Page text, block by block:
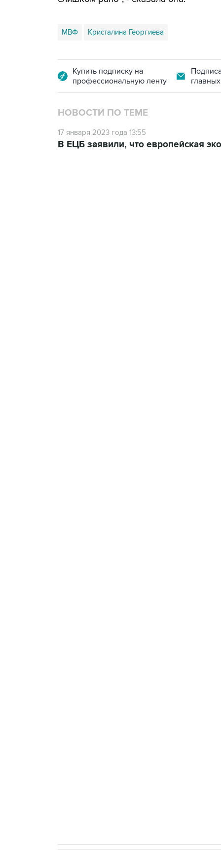
МВФ Кристалина Георгиева
Купить подписку на
профессиональную ленту
НОВОСТИ ПО ТЕМЕ
17 января 2023 года 13:55
В ЕЦБ заявили, что европейская